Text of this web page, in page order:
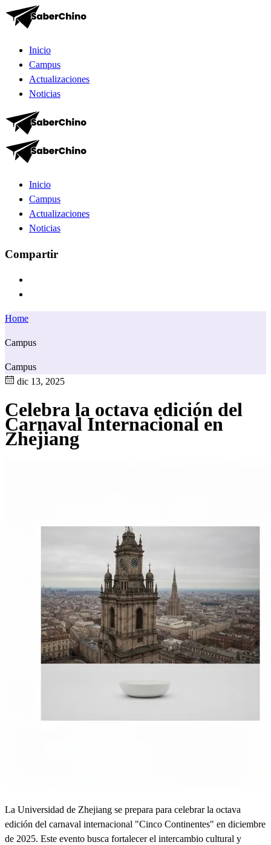
Inicio
Campus
Actualizaciones
Noticias
Inicio
Campus
Actualizaciones
Noticias
Compartir
Home
Campus
Campus
dic 13, 2025
Celebra la octava edición del
Carnaval Internacional en
Zhejiang
La Universidad de Zhejiang se prepara para celebrar la octava
edición del carnaval internacional "Cinco Continentes" en diciembre
de 2025. Este evento busca fortalecer el intercambio cultural y